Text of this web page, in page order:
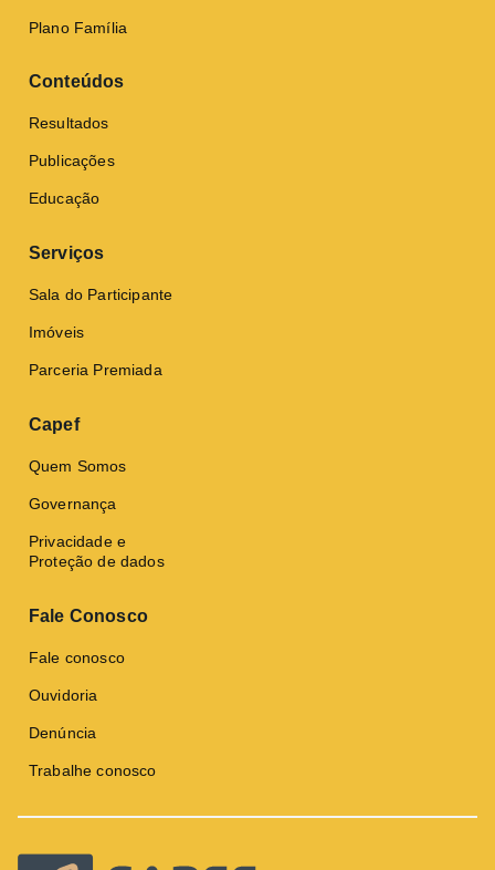
Plano Família
Conteúdos
Resultados
Publicações
Educação
Serviços
Sala do Participante
Imóveis
Parceria Premiada
Capef
Quem Somos
Governança
Privacidade e
Proteção de dados
Fale Conosco
Fale conosco
Ouvidoria
Denúncia
Trabalhe conosco